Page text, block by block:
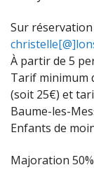
Sur réservation
À partir de 5
Tarif minimum
(soit 25€) et
Baume-les-
Enfants de
Majoration